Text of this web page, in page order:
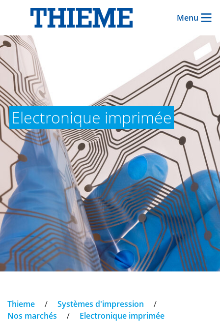
Menu
Electronique imprimée
Thieme / Systèmes d'impression
/
Nos marchés
/ Electronique imprimée